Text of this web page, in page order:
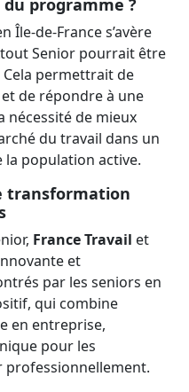
programme ?
Île-de-France s’avère
Senior pourrait être
Cela permettrait de
de répondre à une
nécessité de mieux
du travail dans un
la population active.
transformation
France Travail et
et
par les seniors en
qui combine
en entreprise,
pour les
professionnellement.